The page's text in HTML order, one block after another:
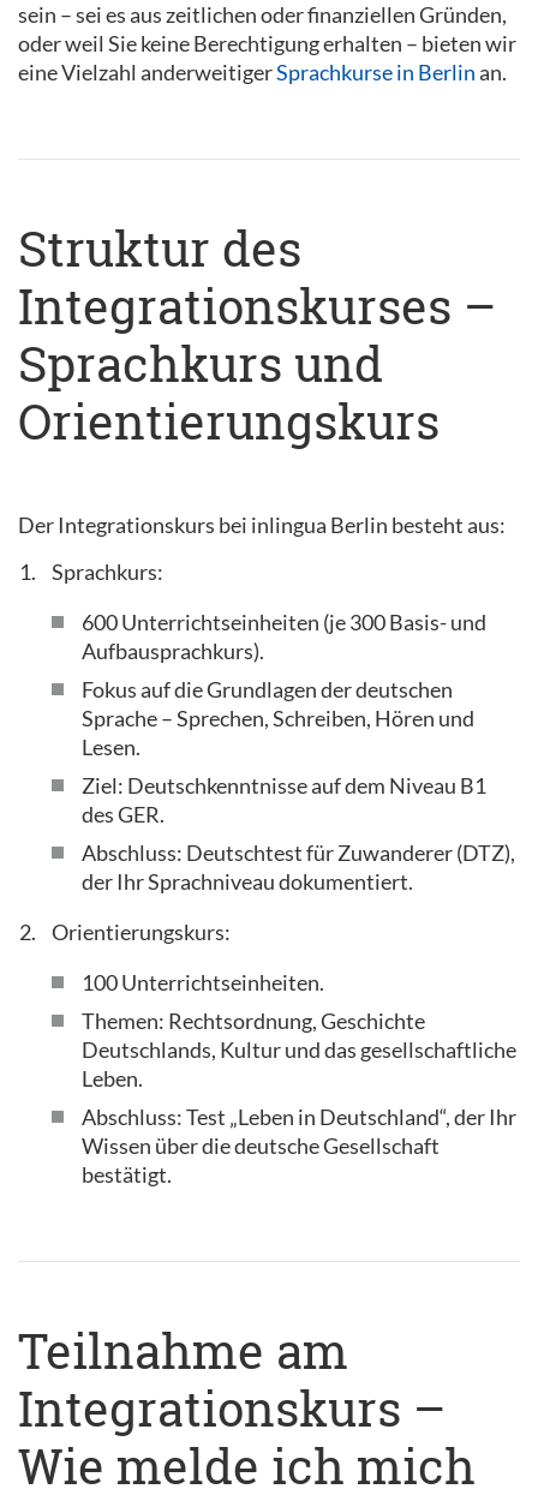
sein – sei es aus zeitlichen oder finanziellen Gründen,
oder weil Sie keine Berechtigung erhalten – bieten wir
eine Vielzahl anderweitigerSprachkurse in Berlinan.
Struktur des
Integrationskurses –
Sprachkurs und
Orientierungskurs
Der Integrationskurs bei inlingua Berlin besteht aus:
Sprachkurs:
600 Unterrichtseinheiten (je 300 Basis- und
Aufbausprachkurs).
Fokus auf die Grundlagen der deutschen
Sprache – Sprechen, Schreiben, Hören und
Lesen.
Ziel: Deutschkenntnisse auf dem Niveau B1
des GER.
Abschluss: Deutschtest für Zuwanderer (DTZ),
der Ihr Sprachniveau dokumentiert.
Orientierungskurs:
100 Unterrichtseinheiten.
Themen: Rechtsordnung, Geschichte
Deutschlands, Kultur und das gesellschaftliche
Leben.
Abschluss: Test „Leben in Deutschland“, der Ihr
Wissen über die deutsche Gesellschaft
bestätigt.
Teilnahme am
Integrationskurs –
Wie melde ich mich